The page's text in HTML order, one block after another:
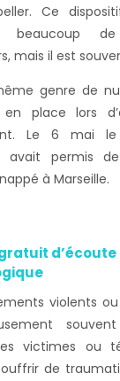
Ce
beaucoup
mais il est
genre de
place lors
Le 6 mai
avait permis
à Marseille.
violents
victimes ou
de